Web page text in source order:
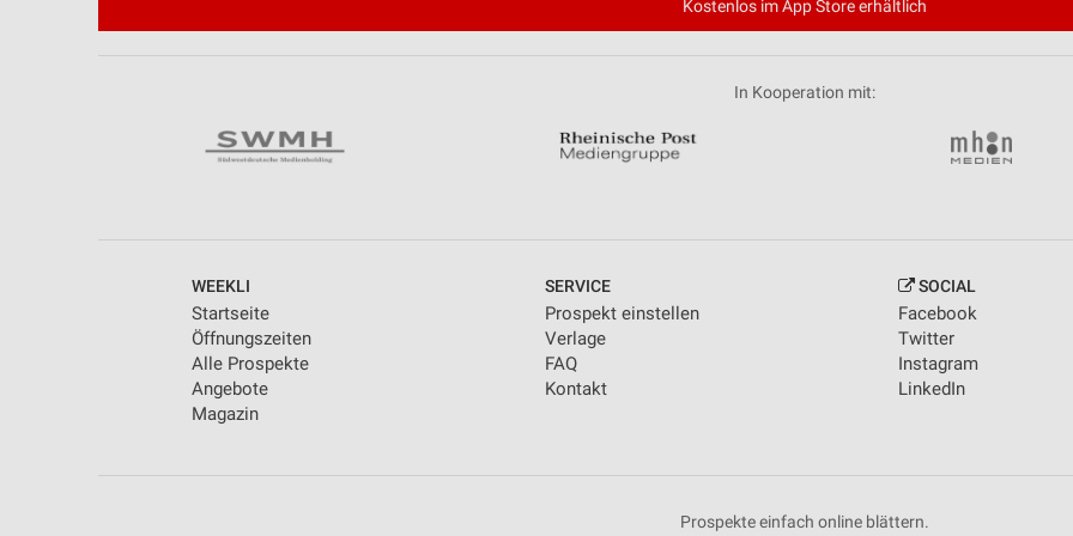
Kostenlos im App Store erhältlich
In Kooperation mit:
WEEKLI
Startseite
Öffnungszeiten
Alle Prospekte
Angebote
Magazin
SERVICE
Prospekt einstellen
Verlage
FAQ
Kontakt
SOCIAL
Facebook
Twitter
Instagram
LinkedIn
Prospekte einfach online blättern.